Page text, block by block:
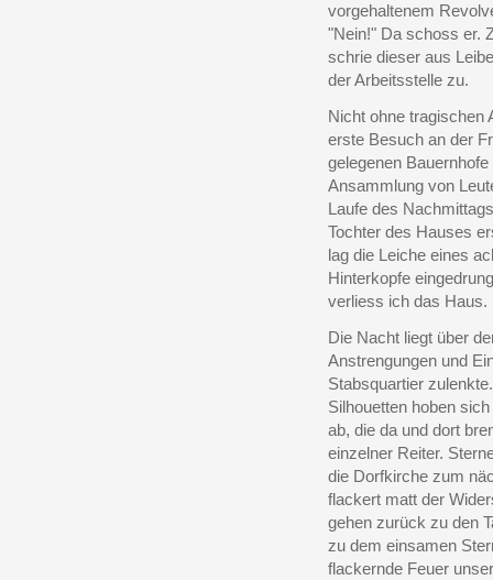
vorgehaltenem
"Nein!" Da schoss er.
schrie dieser aus
der Arbeitsstelle zu.
Nicht ohne tragischen
erste Besuch an der
gelegenen
Ansammlung von
Laufe des
Tochter des Hauses
lag die Leiche eines
Hinterkopfe
verliess ich das Haus.
Die Nacht liegt über
Anstrengungen und
Stabsquartier
Silhouetten hoben
ab, die da und dort
einzelner Reiter.
die Dorfkirche zum
flackert matt der
gehen zurück zu den
zu dem einsamen
flackernde Feuer